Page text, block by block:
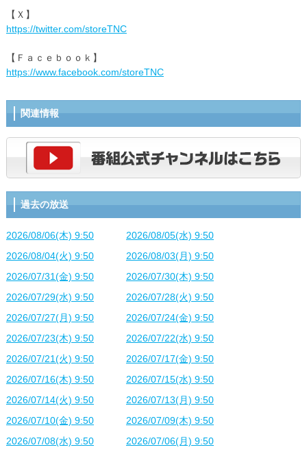
【Ｘ】
https://twitter.com/storeTNC
【Ｆａｃｅｂｏｏｋ】
https://www.facebook.com/storeTNC
関連情報
過去の放送
2026/08/06(木) 9:50
2026/08/05(水) 9:50
2026/08/04(火) 9:50
2026/08/03(月) 9:50
2026/07/31(金) 9:50
2026/07/30(木) 9:50
2026/07/29(水) 9:50
2026/07/28(火) 9:50
2026/07/27(月) 9:50
2026/07/24(金) 9:50
2026/07/23(木) 9:50
2026/07/22(水) 9:50
2026/07/21(火) 9:50
2026/07/17(金) 9:50
2026/07/16(木) 9:50
2026/07/15(水) 9:50
2026/07/14(火) 9:50
2026/07/13(月) 9:50
2026/07/10(金) 9:50
2026/07/09(木) 9:50
2026/07/08(水) 9:50
2026/07/06(月) 9:50